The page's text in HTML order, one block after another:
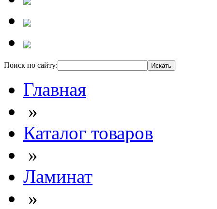
Поиск по сайту:
Главная
»
Каталог товаров
»
Ламинат
»